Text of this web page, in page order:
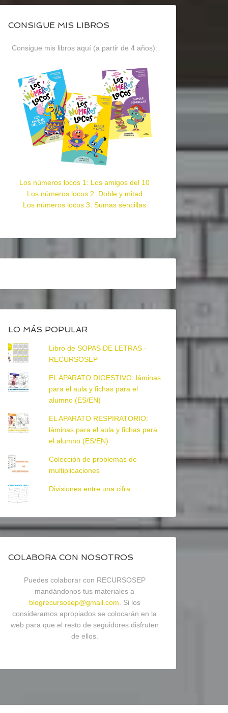
CONSIGUE MIS LIBROS
Consigue mis libros aquí (a partir de 4 años):
Los números locos 1: Los amigos del 10
Los números locos 2: Doble y mitad
Los números locos 3: Sumas sencillas
LO MÁS POPULAR
Libro de SOPAS DE LETRAS -
RECURSOSEP
EL APARATO DIGESTIVO: láminas
para el aula y fichas para el
alumno (ES/EN)
EL APARATO RESPIRATORIO:
láminas para el aula y fichas para
el alumno (ES/EN)
Colección de problemas de
multiplicaciones
Divisiones entre una cifra
COLABORA CON NOSOTROS
Puedes colaborar con RECURSOSEP
mandándonos tus materiales a
blogrecursosep@gmail.com . Si los
consideramos apropiados se colocarán en la
web para que el resto de seguidores disfruten
de ellos.